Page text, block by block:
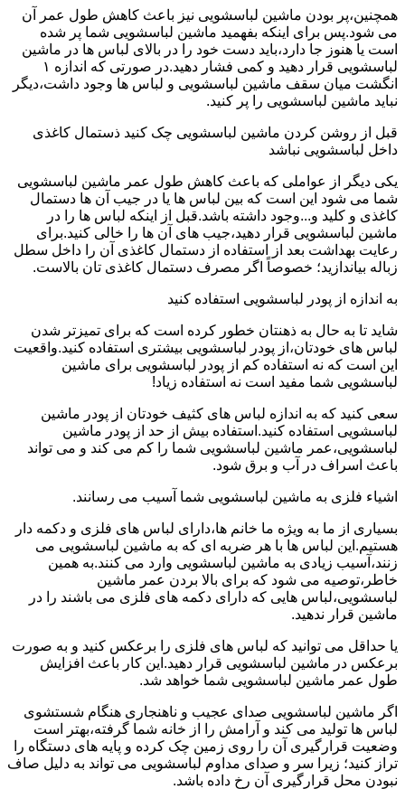
همچنین،پر بودن ماشین لباسشویی نیز باعث کاهش طول عمر آن
می شود.پس برای اینکه بفهمید ماشین لباسشویی شما پر شده
است یا هنوز جا دارد،باید دست خود را در بالای لباس ها در ماشین
لباسشویی قرار دهید و کمی فشار دهید.در صورتی که اندازه ۱
انگشت میان سقف ماشین لباسشویی و لباس ها وجود داشت،دیگر
نباید ماشین لباسشویی را پر کنید.
قبل از روشن کردن ماشین لباسشویی چک کنید ذستمال کاغذی
داخل لباسشویی نباشد
یکی دیگر از عواملی که باعث کاهش طول عمر ماشین لباسشویی
شما می شود این است که بین لباس ها یا در جیب آن ها دستمال
کاغذی و کلید و...وجود داشته باشد.قبل از اینکه لباس ها را در
ماشین لباسشویی قرار دهید،جیب های آن ها را خالی کنید.برای
رعایت بهداشت بعد از استفاده از دستمال کاغذی آن را داخل سطل
زباله بیاندازید؛ خصوصاً اگر مصرف دستمال کاغذی تان بالاست.
به اندازه از پودر لباسشویی استفاده کنید
شاید تا به حال به ذهنتان خطور کرده است که برای تمیزتر شدن
لباس های خودتان،از پودر لباسشویی بیشتری استفاده کنید.واقعیت
این است که نه استفاده کم از پودر لباسشویی برای ماشین
لباسشویی شما مفید است نه استفاده زیاد!
سعی کنید که به اندازه لباس های کثیف خودتان از پودر ماشین
لباسشویی استفاده کنید.استفاده بیش از حد از پودر ماشین
لباسشویی،عمر ماشین لباسشویی شما را کم می کند و می تواند
باعث اسراف در آب و برق شود.
اشیاء فلزی به ماشین لباسشویی شما آسیب می رسانند.
بسیاری از ما به ویژه ما خانم ها،دارای لباس های فلزی و دکمه دار
هستیم.این لباس ها با هر ضربه ای که به ماشین لباسشویی می
زنند،آسیب زیادی به ماشین لباسشویی وارد می کنند.به همین
خاطر،توصیه می شود که برای بالا بردن عمر ماشین
لباسشویی،لباس هایی که دارای دکمه های فلزی می باشند را در
ماشین قرار ندهید.
یا حداقل می توانید که لباس های فلزی را برعکس کنید و به صورت
برعکس در ماشین لباسشویی قرار دهید.این کار باعث افزایش
طول عمر ماشین لباسشویی شما خواهد شد.
اگر ماشین لباسشویی صدای عجیب و ناهنجاری هنگام شستشوی
لباس ها تولید می کند و آرامش را از خانه شما گرفته،بهتر است
وضعیت قرارگیری آن را روی زمین چک کرده و پایه های دستگاه را
تراز کنید؛ زیرا سر و صدای مداوم لباسشویی می تواند به دلیل صاف
نبودن محل قرارگیری آن رخ داده باشد.